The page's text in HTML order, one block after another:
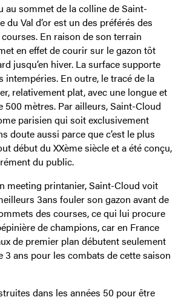
au sommet de la colline de Saint-
du Val d’or est un des préférés des
En raison de son terrain
en effet de courir sur le gazon tôt
jusqu’en hiver. La surface supporte
intempéries. En outre, le tracé de la
relativement plat, avec une longue et
500 mètres. Par ailleurs, Saint-Cloud
parisien qui soit exclusivement
doute aussi parce que c’est le plus
début du XXème siècle et a été conçu,
du public.
meeting printanier, Saint-Cloud voit
3ans fouler son gazon avant de
des courses, ce qui lui procure
de champions, car en France
de premier plan débutent seulement
3 ans pour les combats de cette saison
dans les années 50 pour être